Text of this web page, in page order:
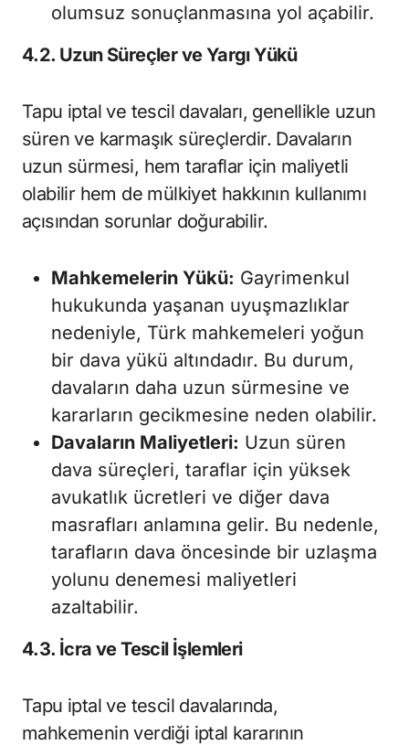
olumsuz sonuçlanmasına yol açabilir.
4.2. Uzun Süreçler ve Yargı Yükü
Tapu iptal ve tescil davaları, genellikle uzun
süren ve karmaşık süreçlerdir. Davaların
uzun sürmesi, hem taraflar için maliyetli
olabilir hem de mülkiyet hakkının kullanımı
açısından sorunlar doğurabilir.
Mahkemelerin Yükü: Gayrimenkul
hukukunda yaşanan uyuşmazlıklar
nedeniyle, Türk mahkemeleri yoğun
bir dava yükü altındadır. Bu durum,
davaların daha uzun sürmesine ve
kararların gecikmesine neden olabilir.
Davaların Maliyetleri: Uzun süren
dava süreçleri, taraflar için yüksek
avukatlık ücretleri ve diğer dava
masrafları anlamına gelir. Bu nedenle,
tarafların dava öncesinde bir uzlaşma
yolunu denemesi maliyetleri
azaltabilir.
4.3. İcra ve Tescil İşlemleri
Tapu iptal ve tescil davalarında,
mahkemenin verdiği iptal kararının